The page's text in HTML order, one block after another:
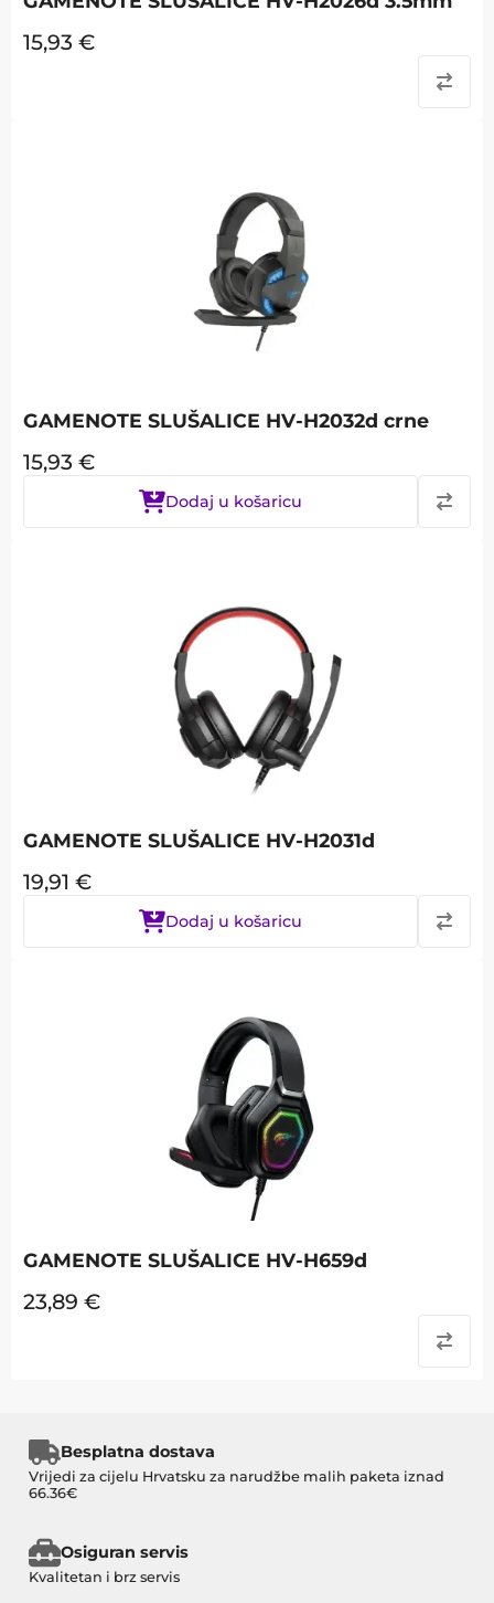
15,93 €
GAMENOTE SLUŠALICE HV-H2032d crne
15,93 €
Dodaj u košaricu
GAMENOTE SLUŠALICE HV-H2031d
19,91 €
Dodaj u košaricu
GAMENOTE SLUŠALICE HV-H659d
23,89 €
Besplatna dostava
Vrijedi za cijelu Hrvatsku za narudžbe malih paketa iznad
66.36€
Osiguran servis
Kvalitetan i brz servis